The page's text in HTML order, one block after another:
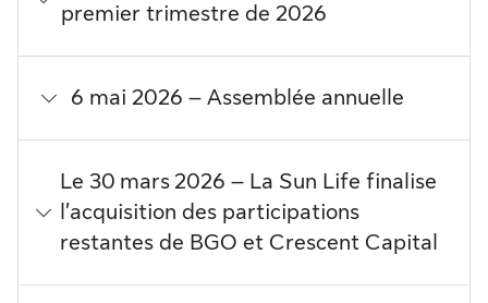
premier trimestre de 2026
6 mai 2026 – Assemblée annuelle
Le 30 mars 2026 – La Sun Life finalise
l’acquisition des participations
restantes de BGO et Crescent Capital